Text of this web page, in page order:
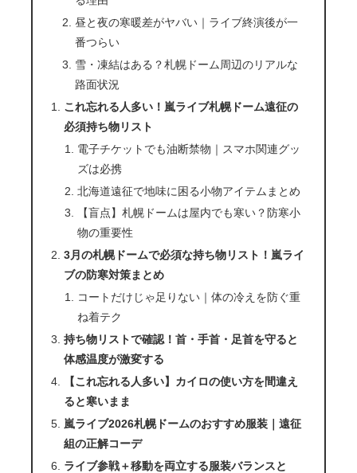
昼と夜の寒暖差がヤバい｜ライブ終演後が一
番つらい
雪・凍結はある？札幌ドーム周辺のリアルな
路面状況
これ忘れる人多い！嵐ライブ札幌ドーム遠征の
必須持ち物リスト
電子チケットでも油断禁物｜スマホ関連グッ
ズは必携
北海道遠征で地味に困る小物アイテムまとめ
【盲点】札幌ドームは屋内でも寒い？防寒小
物の重要性
3月の札幌ドームで必須な持ち物リスト！嵐ライ
ブの防寒対策まとめ
コートだけじゃ足りない｜体の冷えを防ぐ重
ね着テク
持ち物リストで確認！首・手首・足首を守ると
体感温度が激変する
【これ忘れる人多い】カイロの使い方を間違え
ると寒いまま
嵐ライブ2026札幌ドームのおすすめ服装｜遠征
組の正解コーデ
ライブ参戦＋移動を両立する服装バランスと